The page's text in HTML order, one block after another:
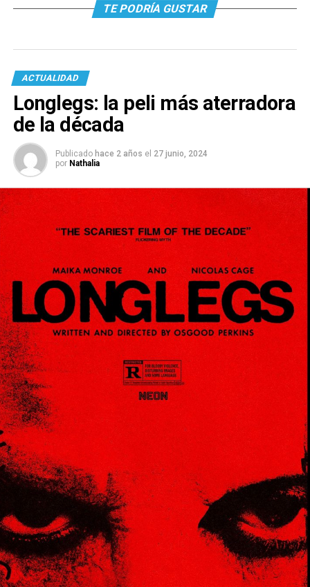
TE PODRÍA GUSTAR
ACTUALIDAD
Longlegs: la peli más aterradora
de la década
Publicado hace 2 años el 27 junio, 2024
por Nathalia